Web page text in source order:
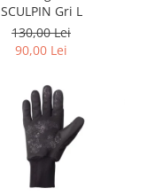
SCULPIN Gri L
130,00 Lei
90,00 Lei